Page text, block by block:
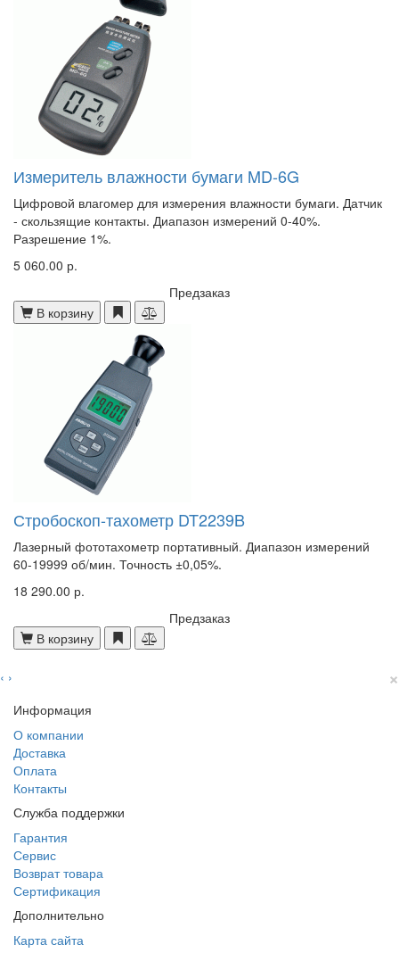
Измеритель влажности бумаги MD-6G
Цифровой влагомер для измерения влажности бумаги. Датчик
- скользящие контакты. Диапазон измерений 0-40%.
Разрешение 1%.
5 060.00 р.
Предзаказ
В корзину
Стробоскоп-тахометр DT2239B
Лазерный фототахометр портативный. Диапазон измерений
60-19999 об/мин. Точность ±0,05%.
18 290.00 р.
Предзаказ
В корзину
‹ › ×
Информация
О компании
Доставка
Оплата
Контакты
Служба поддержки
Гарантия
Сервис
Возврат товара
Сертификация
Дополнительно
Карта сайта